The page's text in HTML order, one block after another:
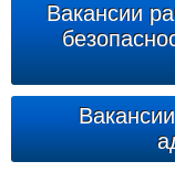
Вакансии